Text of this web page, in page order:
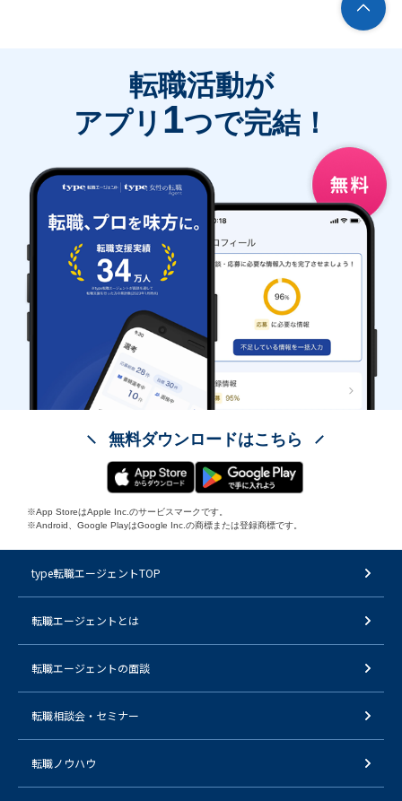
転職活動が
アプリ 1つで完結！
無料ダウンロードはこちら
※App StoreはApple Inc.のサービスマークです。
※Android、Google PlayはGoogle Inc.の商標または登録商標です。
type転職エージェントTOP
転職エージェントとは
転職エージェントの面談
転職相談会・セミナー
転職ノウハウ